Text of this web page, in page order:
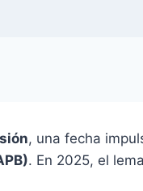
, una fecha
. En 2025, el